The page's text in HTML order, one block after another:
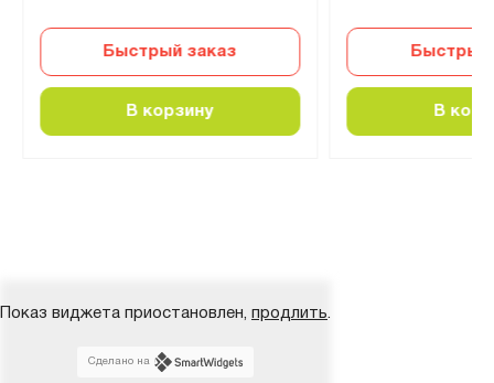
Быстрый заказ
В корзину
Быстрый
В
Показ виджета приостановлен, продлить.
Сделано на